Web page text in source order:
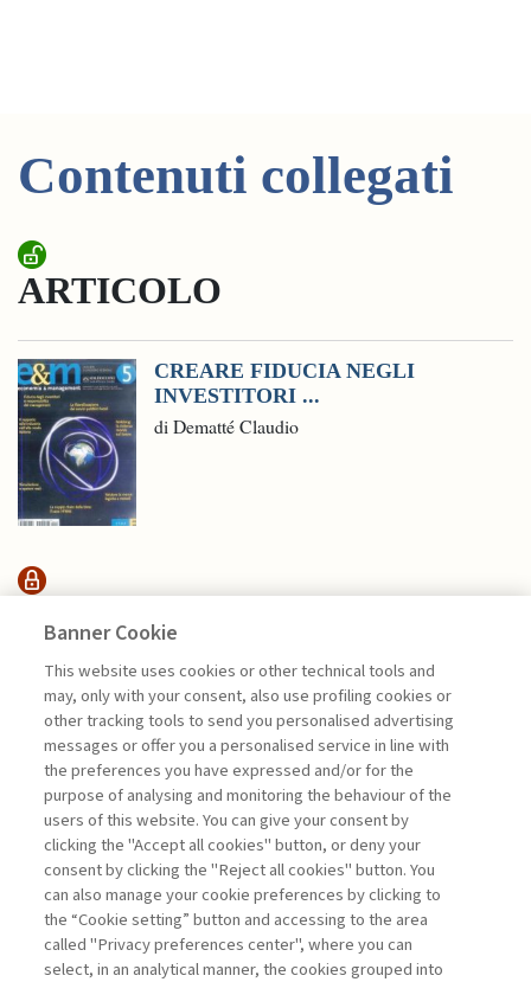
Contenuti collegati
ARTICOLO
CREARE FIDUCIA NEGLI
INVESTITORI ...
di Dematté Claudio
SUSTAINABILITY
ESSERE O NON ESSERE: LA
SOSTENIBILITÀ ...
di Sylvie Goulard, Francesco Perrini, Stefano
Pogutz
La consultazione dei libri è riservata esclusivamente
agli abbonati Premium
Legenda: Accedi Per registrati Per abbonati
Banner Cookie
This website uses cookies or other technical tools and
may, only with your consent, also use profiling cookies or
other tracking tools to send you personalised advertising
messages or offer you a personalised service in line with
the preferences you have expressed and/or for the
purpose of analysing and monitoring the behaviour of the
users of this website. You can give your consent by
clicking the "Accept all cookies" button, or deny your
consent by clicking the "Reject all cookies" button. You
can also manage your cookie preferences by clicking to
the “Cookie setting” button and accessing to the area
called "Privacy preferences center", where you can
select, in an analytical manner, the cookies grouped into